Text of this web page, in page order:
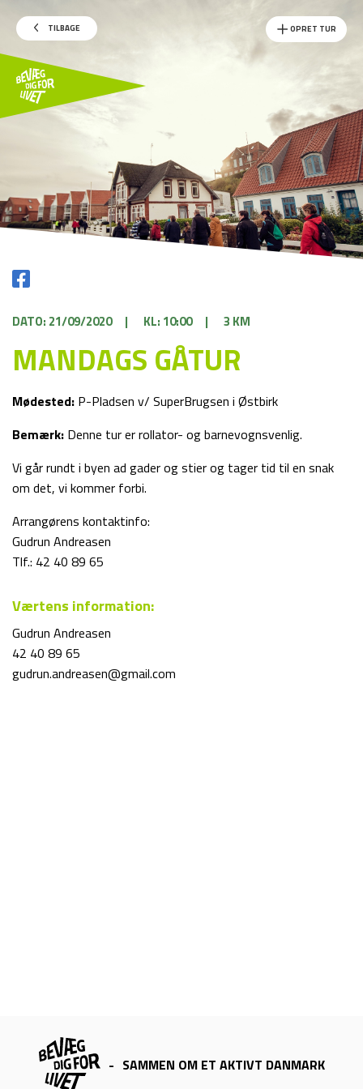
TILBAGE OPRET TUR
DATO: 21/09/2020 | KL: 10:00 | 3 KM
MANDAGS GÅTUR
Mødested: P-Pladsen v/ SuperBrugsen i Østbirk
Bemærk: Denne tur er rollator- og barnevognsvenlig.
Vi går rundt i byen ad gader og stier og tager tid til en snak
om det, vi kommer forbi.
Arrangørens kontaktinfo:
Gudrun Andreasen
Tlf.: 42 40 89 65
Værtens information:
Gudrun Andreasen
42 40 89 65
gudrun.andreasen@gmail.com
- SAMMEN OM ET AKTIVT DANMARK